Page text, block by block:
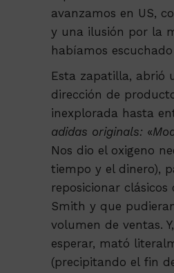
avanzamos en US,
y una ilusión por la
habíamos
Esta zapatilla, abrió
dirección de
inexplorada hasta
adidas originals: «
Nos dio el oxigeno
tiempo y el dinero),
reposicionar clásicos
Smith y que
volumen de ventas.
esperar, mató
(precipitando el fin